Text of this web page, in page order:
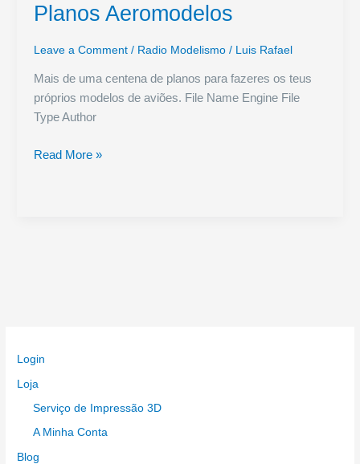
Planos Aeromodelos
Leave a Comment / Radio Modelismo/ Luis Rafael
Mais de uma centena de planos para fazeres os teus
próprios modelos de aviões. File Name Engine File
Type Author
Planos
Read More »
Login
Loja
Serviço de Impressão 3D
A Minha Conta
Blog